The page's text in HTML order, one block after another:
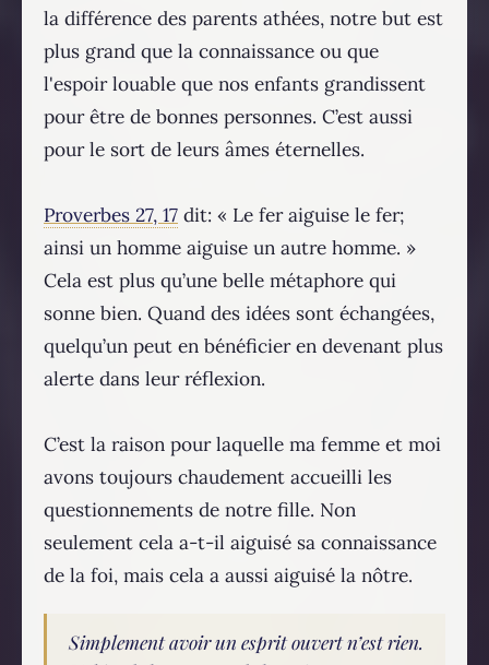
la différence des parents athées, notre but est
plus grand que la connaissance ou que
l'espoir louable que nos enfants grandissent
pour être de bonnes personnes. C’est aussi
pour le sort de leurs âmes éternelles.
Proverbes 27, 17 dit: « Le fer aiguise le fer;
ainsi un homme aiguise un autre homme. »
Cela est plus qu’une belle métaphore qui
sonne bien. Quand des idées sont échangées,
quelqu’un peut en bénéficier en devenant plus
alerte dans leur réflexion.
C’est la raison pour laquelle ma femme et moi
avons toujours chaudement accueilli les
questionnements de notre fille. Non
seulement cela a-t-il aiguisé sa connaissance
de la foi, mais cela a aussi aiguisé la nôtre.
Simplement avoir un esprit ouvert n’est rien.